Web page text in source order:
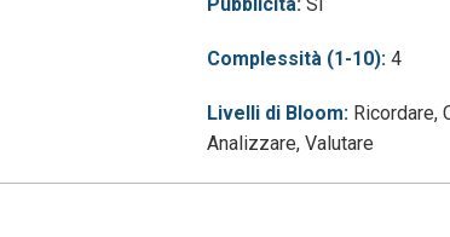
Complessità (1-10): 4
Livelli di Bloom: Ricordare,
Analizzare, Valutare